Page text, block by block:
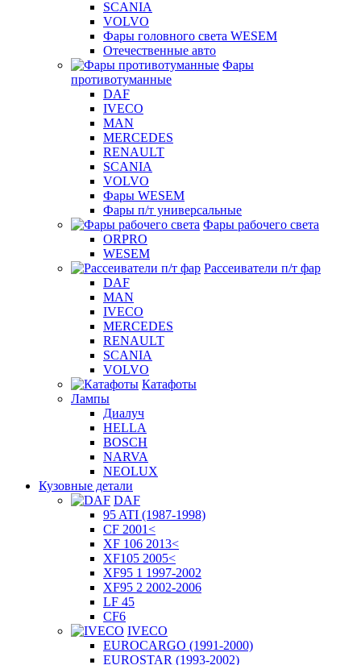
SCANIA
VOLVO
Фары головного света WESEM
Отечественные авто
Фары
противотуманные
DAF
IVECO
MAN
MERCEDES
RENAULT
SCANIA
VOLVO
Фары WESEM
Фары п/т универсальные
Фары рабочего света
ORPRO
WESEM
Рассеиватели п/т фар
DAF
MAN
IVECO
MERCEDES
RENAULT
SCANIA
VOLVO
Катафоты
Лампы
Диалуч
HELLA
BOSCH
NARVA
NEOLUX
Кузовные детали
DAF
95 ATI (1987-1998)
CF 2001<
XF 106 2013<
XF105 2005<
XF95 1 1997-2002
XF95 2 2002-2006
LF 45
CF6
IVECO
EUROCARGO (1991-2000)
EUROSTAR (1993-2002)